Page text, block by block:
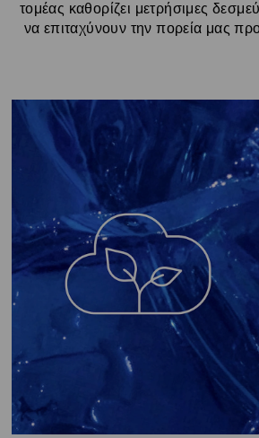
τομέας καθορίζει μετρήσιμες
να επιταχύνουν την πορεία μας